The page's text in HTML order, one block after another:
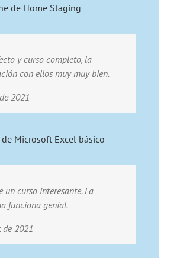
de Home Staging
y curso completo, la
con ellos muy muy bien.
2021
Microsoft Excel básico
un curso interesante. La
funciona genial.
de 2021